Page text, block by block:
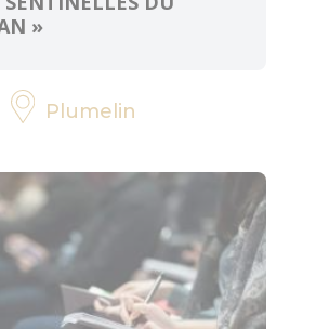
»
Plumelin